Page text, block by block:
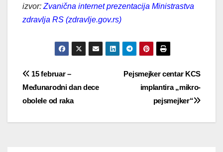
izvor: Zvanična internet prezentacija Ministrastva
zdravlja RS (zdravlje.gov.rs)
Post
navigation
Pejsmejker centar KCS
implantira „mikro-
pejsmejker“
15 februar –
Međunarodni dan dece
obolele od raka